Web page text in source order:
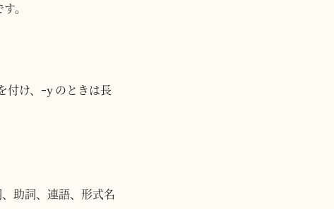
。
付け、-y のときは長
助詞、連語、形式名